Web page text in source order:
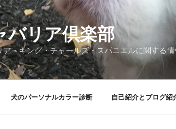
バリア倶楽部
ア・キング・チャールズ・スパニエルに関する情
犬のパーソナルカラー診断 自己紹介とブログ紹